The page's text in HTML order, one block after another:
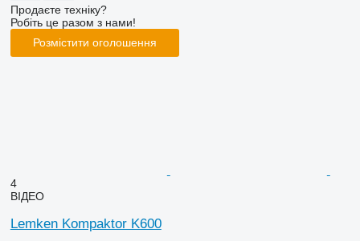
Продаєте техніку?
Робіть це разом з нами!
Розмістити оголошення
4
ВІДЕО
Lemken Kompaktor K600